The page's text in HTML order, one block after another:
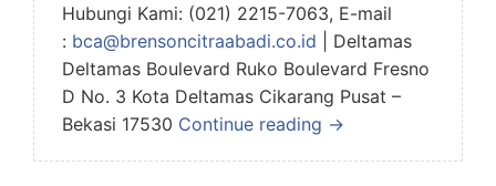
Hubungi Kami: (021) 2215-7063, E-mail
: bca@brensoncitraabadi.co.id | Deltamas
Deltamas Boulevard Ruko Boulevard Fresno
D No. 3 Kota Deltamas Cikarang Pusat –
Bekasi 17530 Continue reading →